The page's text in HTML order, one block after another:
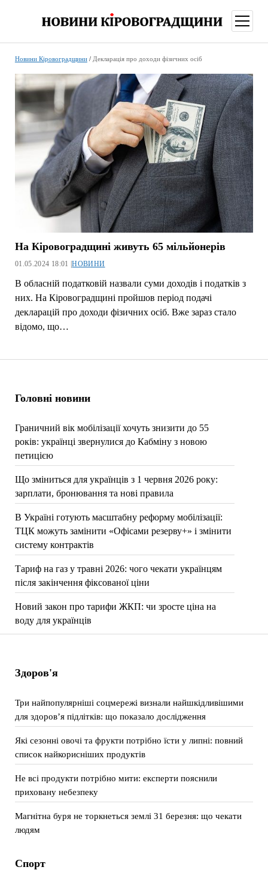
меню
Головні новини
Граничний вік мобілізації хочуть знизити до 55
років: українці звернулися до Кабміну з новою
петицією
Що зміниться для українців з 1 червня 2026 року:
зарплати, бронювання та нові правила
В Україні готують масштабну реформу мобілізації:
ТЦК можуть замінити «Офісами резерву+» і змінити
систему контрактів
Тариф на газ у травні 2026: чого чекати українцям
після закінчення фіксованої ціни
Новий закон про тарифи ЖКП: чи зросте ціна на
воду для українців
Новини Кіровоградщини/ Декларація про доходи фізичних осіб
На Кіровоградщині живуть 65 мільйонерів
01.05.2024 18:01 |НОВИНИ
В обласній податковій назвали суми доходів і податків з
них. На Кіровоградщині пройшов період подачі
декларацій про доходи фізичних осіб. Вже зараз стало
відомо, що…
Здоров'я
Три найпопулярніші соцмережі визнали найшкідливішими
для здоров’я підлітків: що показало дослідження
Які сезонні овочі та фрукти потрібно їсти у липні: повний
список найкорисніших продуктів
Не всі продукти потрібно мити: експерти пояснили
приховану небезпеку
Магнітна буря не торкнеться землі 31 березня: що чекати
людям
Спорт